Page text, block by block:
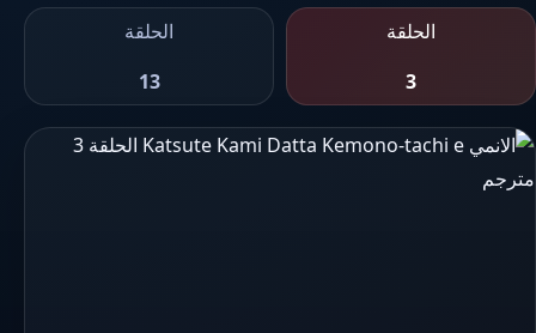
الحلقة
3
الحلقة
13